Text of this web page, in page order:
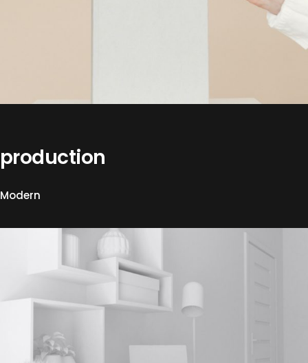
production
Modern